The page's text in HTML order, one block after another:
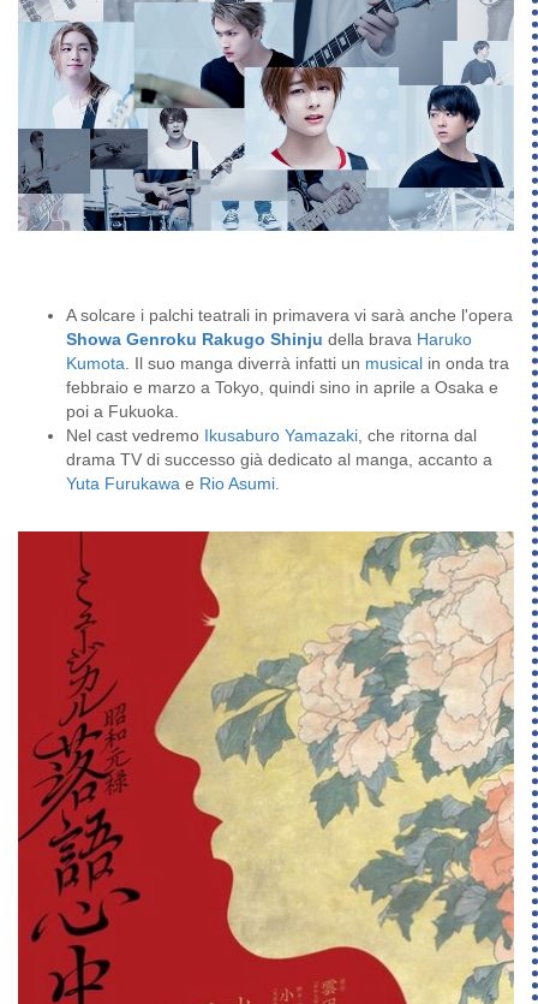
A solcare i palchi teatrali in primavera vi sarà anche l'opera
Showa Genroku Rakugo Shinju della brava Haruko
Kumota. Il suo manga diverrà infatti un musical in onda tra
febbraio e marzo a Tokyo, quindi sino in aprile a Osaka e
poi a Fukuoka.
Nel cast vedremo Ikusaburo Yamazaki, che ritorna dal
drama TV di successo già dedicato al manga, accanto a
Yuta Furukawa e Rio Asumi.